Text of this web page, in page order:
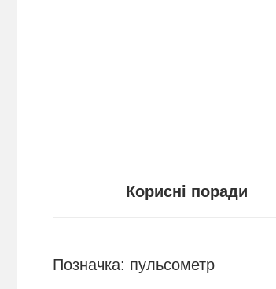
Корисні поради
Позначка: пульсометр